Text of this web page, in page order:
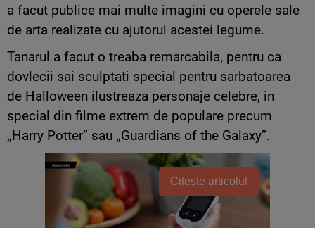
a facut publice mai multe imagini cu operele sale
de arta realizate cu ajutorul acestei legume.
Tanarul a facut o treaba remarcabila, pentru ca
dovlecii sai sculptati special pentru sarbatoarea
de Halloween ilustreaza personaje celebre, in
special din filme extrem de populare precum
„Harry Potter” sau „Guardians of the Galaxy”.
Citește articolul